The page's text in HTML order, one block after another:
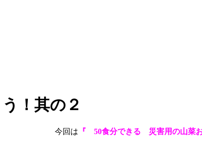
う！其の２
今回は 『 50食分できる 災害用の山菜